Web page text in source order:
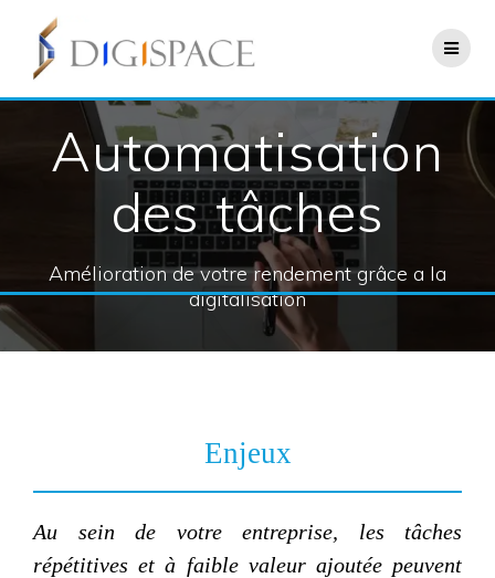
Automatisation
des tâches
Amélioration de votre rendement grâce a la
digitalisation
Enjeux
Au sein de votre entreprise, les tâches
répétitives et à faible valeur ajoutée peuvent